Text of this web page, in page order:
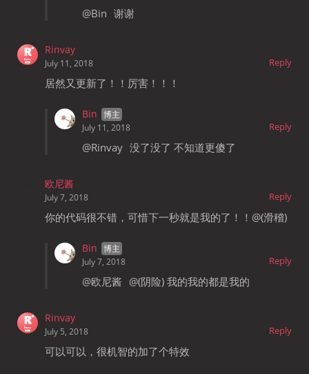
@Bin 谢谢
Rinvay
Reply
July 11, 2018
居然又更新了！！厉害！！！
Bin
Reply
July 11, 2018
@Rinvay 没了没了 不知道更傻了
欧尼酱
Reply
July 7, 2018
你的代码很不错，可惜下一秒就是我的了！！@(滑稽)
Bin
Reply
July 7, 2018
@欧尼酱 @(阴险) 我的我的都是我的
Rinvay
Reply
July 5, 2018
可以可以，很机智的加了个特效